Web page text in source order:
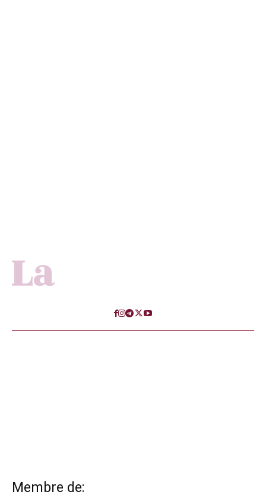
Membre de: